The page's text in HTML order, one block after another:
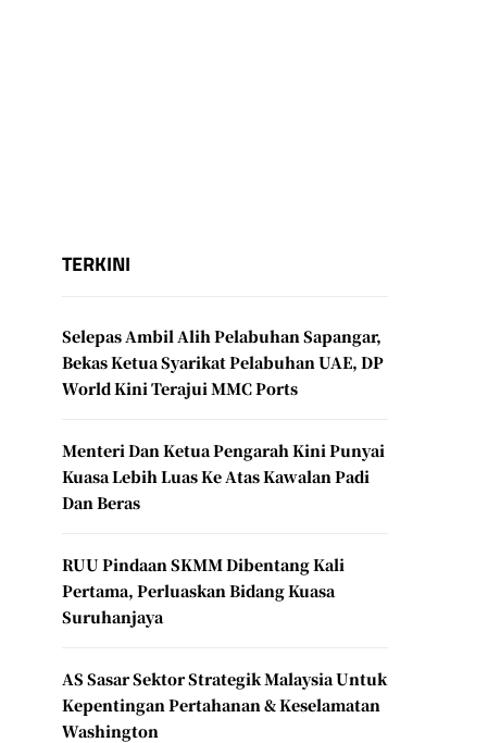
TERKINI
Selepas Ambil Alih Pelabuhan Sapangar,
Bekas Ketua Syarikat Pelabuhan UAE, DP
World Kini Terajui MMC Ports
Menteri Dan Ketua Pengarah Kini Punyai
Kuasa Lebih Luas Ke Atas Kawalan Padi
Dan Beras
RUU Pindaan SKMM Dibentang Kali
Pertama, Perluaskan Bidang Kuasa
Suruhanjaya
AS Sasar Sektor Strategik Malaysia Untuk
Kepentingan Pertahanan & Keselamatan
Washington